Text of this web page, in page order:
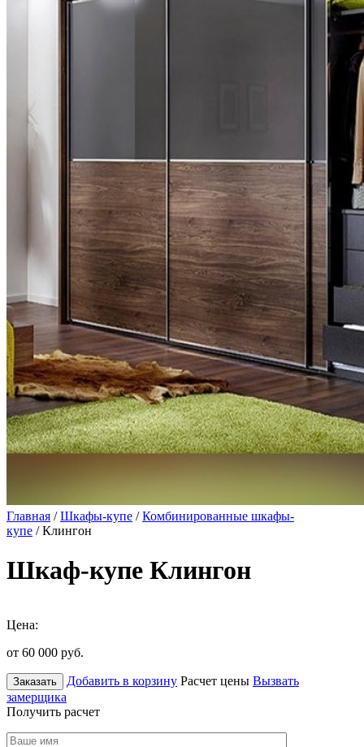
Главная /Шкафы-купе /Комбинированные шкафы-
купе / Клингон
Шкаф-купе Клингон
Цена:
от 60 000 руб.
Заказать Добавить в корзину Расчет цены Вызвать
замерщика
Получить расчет